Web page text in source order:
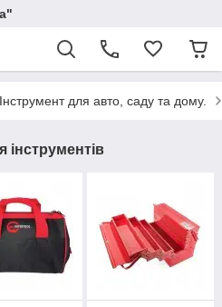
Інструмент для авто, саду та дому.